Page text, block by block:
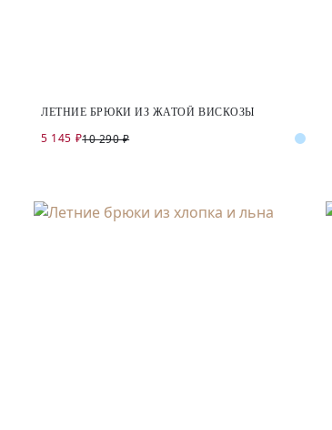
ЛЕТНИЕ БРЮКИ ИЗ ЖАТОЙ ВИСКОЗЫ
5 145 ₽10 290 ₽